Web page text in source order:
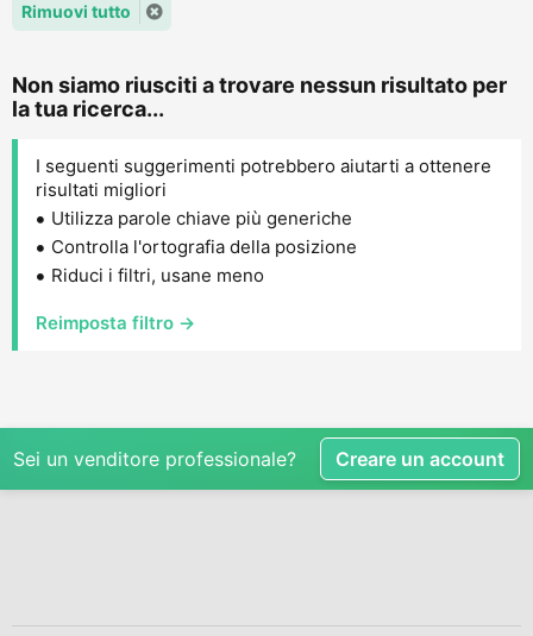
Rimuovi tutto
Non siamo riusciti a trovare nessun risultato per
la tua ricerca...
I seguenti suggerimenti potrebbero aiutarti a ottenere
risultati migliori
Utilizza parole chiave più generiche
Controlla l'ortografia della posizione
Riduci i filtri, usane meno
Reimposta filtro →
Sei un venditore professionale? Creare un account